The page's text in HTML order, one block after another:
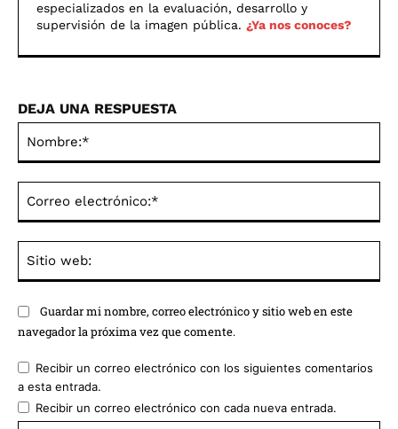
especializados en la evaluación, desarrollo y
supervisión de la imagen pública. ¿Ya nos conoces?
DEJA UNA RESPUESTA
Guardar mi nombre, correo electrónico y sitio web en este
navegador la próxima vez que comente.
Recibir un correo electrónico con los siguientes comentarios
a esta entrada.
Recibir un correo electrónico con cada nueva entrada.